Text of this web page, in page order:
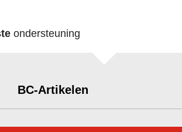
ondersteuning
BC-Artikelen